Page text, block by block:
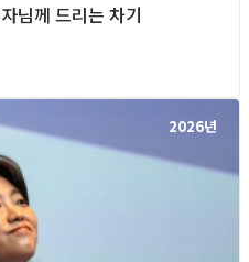
님께 드리는 차기
2026년